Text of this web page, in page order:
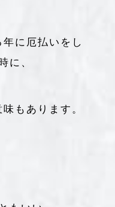
に厄払いをし
に、
もあります。